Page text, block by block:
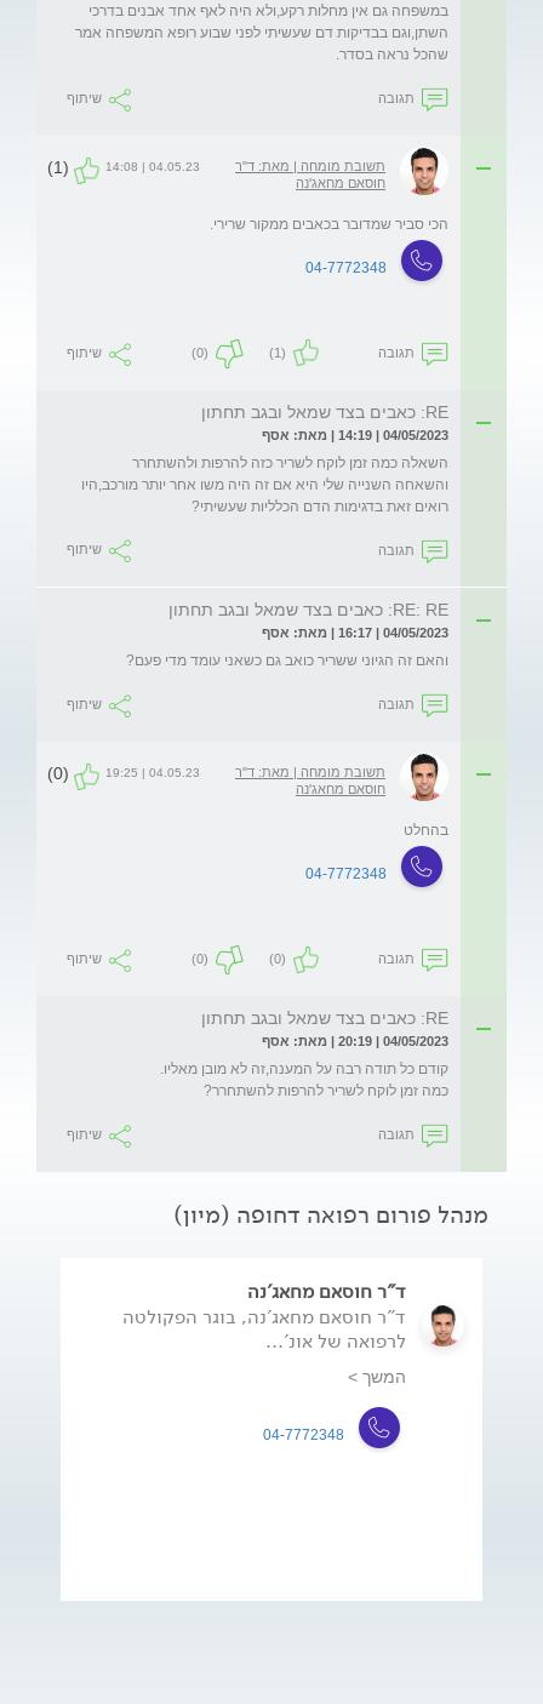
במשפחה גם אין מחלות רקע,ולא היה לאף אחד אבנים בדרכי
השתן,וגם בבדיקות דם שעשיתי לפני שבוע רופא המשפחה אמר
שהכל נראה בסדר.
תגובה שיתוף
תשובת מומחה | מאת: ד"ר
חוסאם מחאג'נה
04.05.23 | 14:08
(1)
הכי סביר שמדובר בכאבים ממקור שרירי.
04-7772348
תגובה (1)
(0) שיתוף
RE: כאבים בצד שמאל ובגב תחתון
04/05/2023 | 14:19 | מאת: אסף
והשאחה השנייה שלי היא אם זה היה משו אחר יותר מורכב,היו
רואים זאת בדגימות הדם הכלליות שעשיתי?
תגובה שיתוף
RE: RE: כאבים בצד שמאל ובגב תחתון
04/05/2023 | 16:17 | מאת: אסף
והאם זה הגיוני ששריר כואב גם כשאני עומד מדי פעם?
תגובה שיתוף
תשובת מומחה | מאת: ד"ר
חוסאם מחאג'נה
04.05.23 | 19:25
(0)
בהחלט
04-7772348
תגובה (0)
(0) שיתוף
RE: כאבים בצד שמאל ובגב תחתון
04/05/2023 | 20:19 | מאת: אסף
כמה זמן לוקח לשריר להרפות להשתחרר?
תגובה שיתוף
מנהל פורום רפואה דחופה (מיון)
ד"ר חוסאם מחאג'נה
ד"ר חוסאם מחאג'נה, בוגר הפקולטה
לרפואה של אונ'...
המשך >
04-7772348